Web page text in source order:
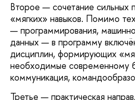
Второе — сочетание сильных
«мягких» навыков. Помимо
— программирования,
данных — в программу
дисциплин, формирующих
необходимые современному
коммуникация,
Третье — практическая